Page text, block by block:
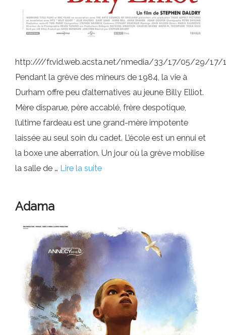
http:////fr.vid.web.acsta.net/nmedia/33/17/05/29/17/
Pendant la grève des mineurs de 1984, la vie à
Durham offre peu d’alternatives au jeune Billy Elliot.
Mère disparue, père accablé, frère despotique,
l’ultime fardeau est une grand-mère impotente
laissée au seul soin du cadet. L’école est un ennui et
la boxe une aberration. Un jour où la grève mobilise
la salle de … Lire la suite
Adama